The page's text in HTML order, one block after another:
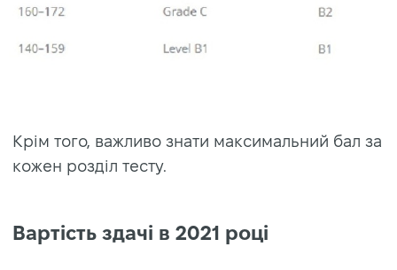
Крім того, важливо знати максимальний бал за
кожен розділ тесту.
Вартість здачі в 2021 році